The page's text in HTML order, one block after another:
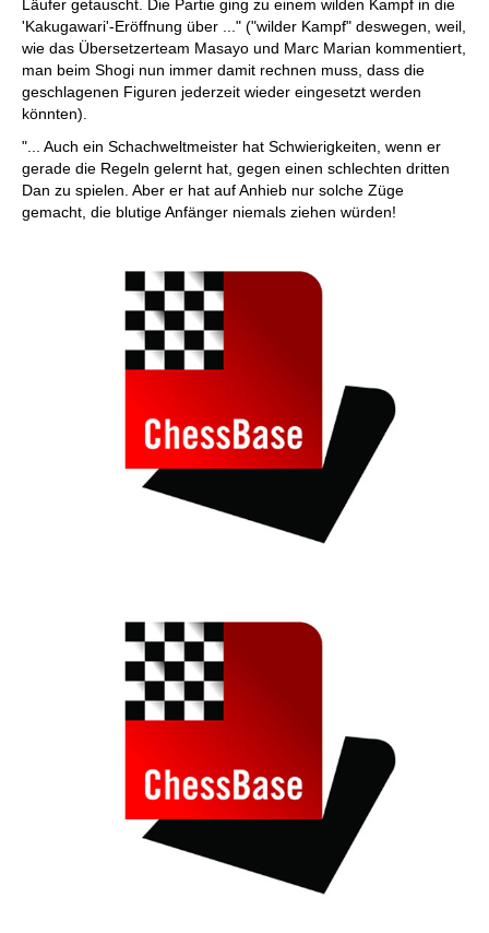
Läufer getauscht. Die Partie ging zu einem wilden Kampf in die
'Kakugawari'-Eröffnung über ..." ("wilder Kampf" deswegen, weil,
wie das Übersetzerteam Masayo und Marc Marian kommentiert,
man beim Shogi nun immer damit rechnen muss, dass die
geschlagenen Figuren jederzeit wieder eingesetzt werden
könnten).
"... Auch ein Schachweltmeister hat Schwierigkeiten, wenn er
gerade die Regeln gelernt hat, gegen einen schlechten dritten
Dan zu spielen. Aber er hat auf Anhieb nur solche Züge
gemacht, die blutige Anfänger niemals ziehen würden!